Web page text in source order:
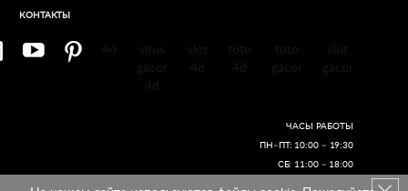
КОНТАКТЫ
ЧАСЫ РАБОТЫ
ПН–ПТ: 10:00 – 19:30
СБ: 11:00 – 18:00